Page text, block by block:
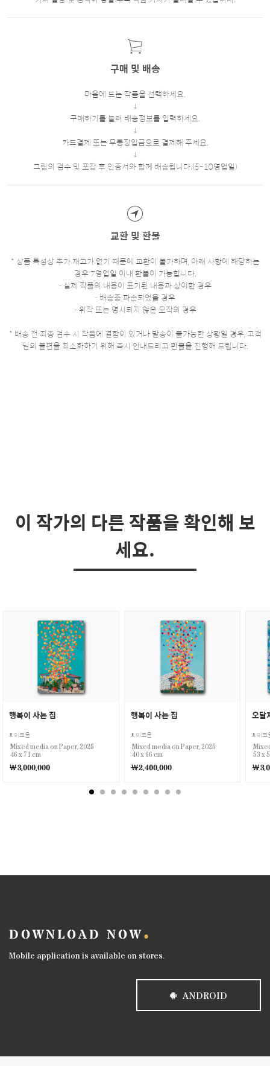
구매 및 배송
마음에 드는 작품을 선택하세요.
구매하기를 눌러 배송정보를 입력하세요.
카드결제 또는 무통장입금으로 결제해 주세요.
그림의 검수 및 포장 후 인증서와 함께 배송됩니다.(5~10영업일)
교환 및 환불
* 상품 특성상 추가 재고가 없기 때문에 교환이 불가하며, 아래 사항에 해당하는
경우 7영업일 이내 환불이 가능합니다.
- 실제 작품의 내용이 표기된 내용과 상이한 경우
- 배송중 파손되었을 경우
- 위작 또는 명시되지 않은 모작의 경우
* 배송 전 최종 검수 시 작품에 결함이 있거나 발송이 불가능한 상황일 경우, 고객
님의 불편을 최소화하기 위해 즉시 안내드리고 환불을 진행해 드립니다.
이 작가의 다른 작품을 확인해 보
세요.
행복이 사는 집
이보윤
Mixed media on Paper, 2025
46 x 71 cm
￦3,000,000
행복이 사는 집
이보윤
Mixed media on Paper, 2025
40 x 66 cm
￦2,400,000
이보
53 x
￦
DOWNLOAD NOW
Mobile application is available on stores.
ANDROID